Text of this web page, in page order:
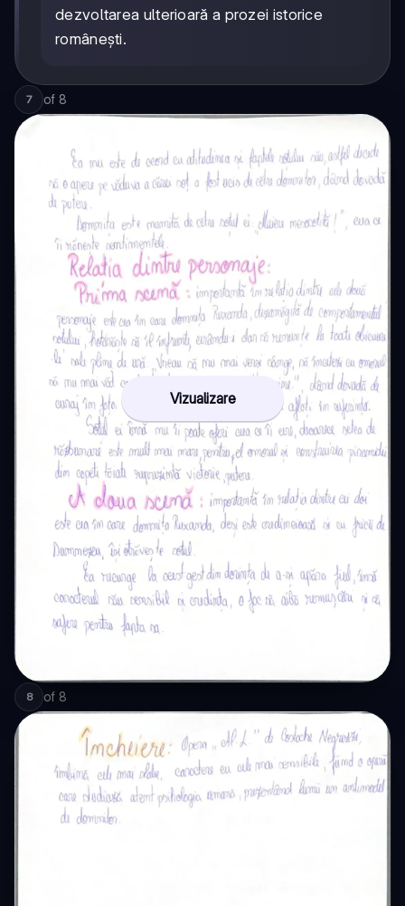
dezvoltarea ulterioară a prozei istorice
românești.
7 of 8
Vizualizare
8 of 8